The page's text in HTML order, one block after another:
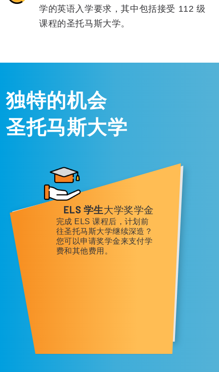
学的英语入学要求，其中包括接受 112 级
课程的圣托马斯大学。
独特的机会
圣托马斯大学
ELS 学生大学奖学金
完成 ELS 课程后，计划前
往圣托马斯大学继续深造？
您可以申请奖学金来支付学
费和其他费用。